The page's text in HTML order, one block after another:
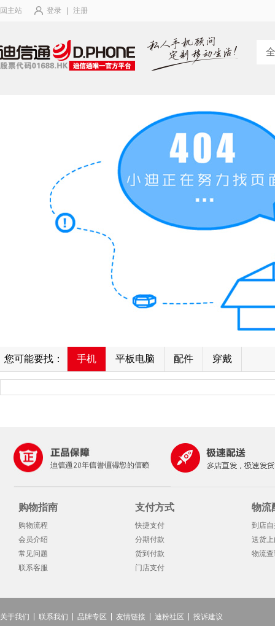
回主站 登录 注册
您可能要找： 手机 平板电脑 配件 穿戴
购物指南
购物流程
会员介绍
常见问题
联系客服
支付方式
快捷支付
分期付款
货到付款
门店支付
物流
到店
送货
物流
关于我们 联系我们 品牌专区 友情链接 迪粉社区 投诉建议